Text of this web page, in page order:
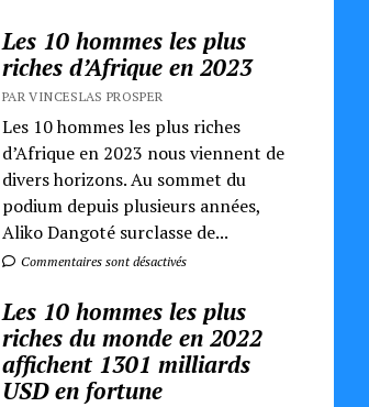
Les 10 hommes les plus
riches d’Afrique en 2023
PAR VINCESLAS PROSPER
Les 10 hommes les plus riches
d’Afrique en 2023 nous viennent de
divers horizons. Au sommet du
podium depuis plusieurs années,
Aliko Dangoté surclasse de...
Commentaires sont désactivés
Les 10 hommes les plus
riches du monde en 2022
affichent 1301 milliards
USD en fortune